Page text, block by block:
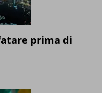
prima di